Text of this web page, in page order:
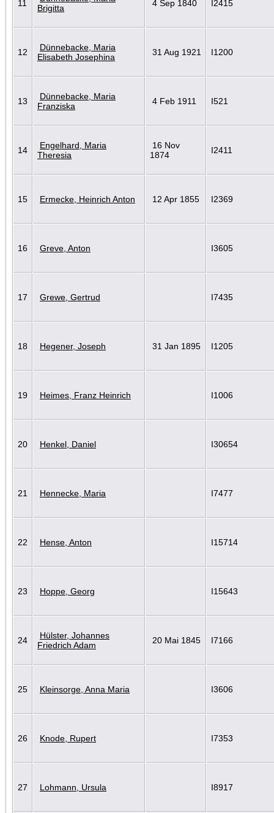
11
Brigitta
4 Sep 1840 I2415
12
Dünnebacke, Maria
Elisabeth Josephina
31 Aug 1921 I1200
13
Dünnebacke, Maria
Franziska
4 Feb 1911 I521
14
Engelhard, Maria
Theresia
16 Nov
1874
I2411
15 Ermecke, Heinrich Anton 12 Apr 1855 I2369
16 Greve, Anton I3605
17 Grewe, Gertrud I7435
18 Hegener, Joseph 31 Jan 1895 I1205
19 Heimes, Franz Heinrich I1006
20 Henkel, Daniel I30654
21 Hennecke, Maria I7477
22 Hense, Anton I15714
23 Hoppe, Georg I15643
24
Hülster, Johannes
Friedrich Adam
20 Mai 1845 I7166
25 Kleinsorge, Anna Maria I3606
26 Knode, Rupert I7353
27 Lohmann, Ursula I8917